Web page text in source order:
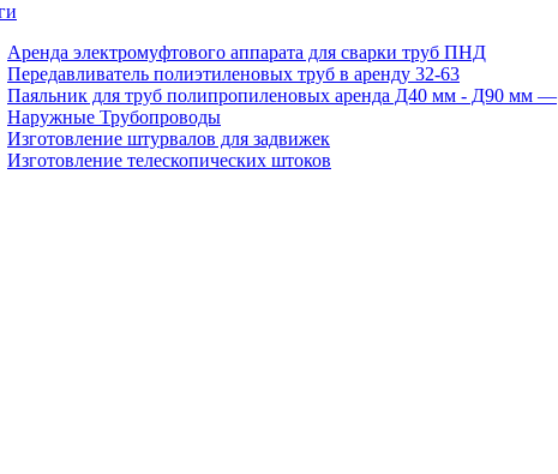
Аренда электромуфтового аппарата для сварки труб ПНД
Передавливатель полиэтиленовых труб в аренду 32-63
Паяльник для труб полипропиленовых аренда Д40 мм - Д90 мм —
Наружные Трубопроводы
Изготовление штурвалов для задвижек
Изготовление телескопических штоков